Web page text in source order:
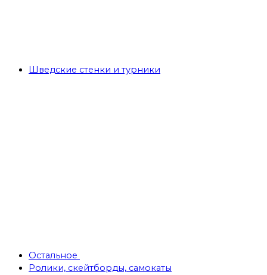
Шведские стенки и турники
Остальное
Ролики, скейтборды, самокаты